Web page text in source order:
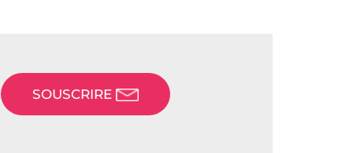
SOUSCRIRE